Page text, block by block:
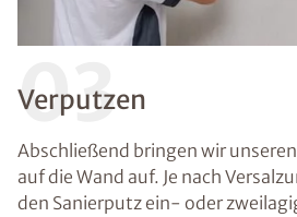
03
Verputzen
Abschließend bringen wir
auf die Wand auf. Je nach
den Sanierputz ein- oder